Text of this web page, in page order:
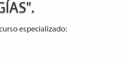
especializado: